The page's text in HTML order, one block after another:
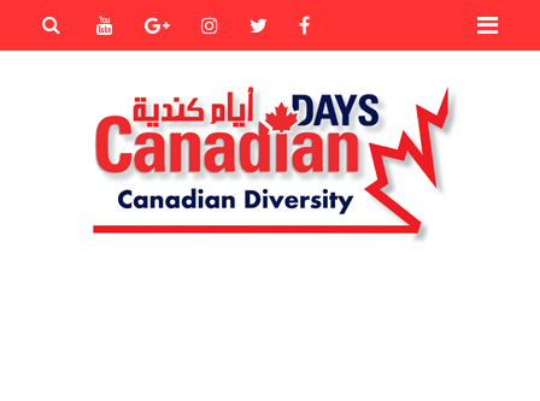
Facebook
Twitter
instagram
Goole+
Youtube